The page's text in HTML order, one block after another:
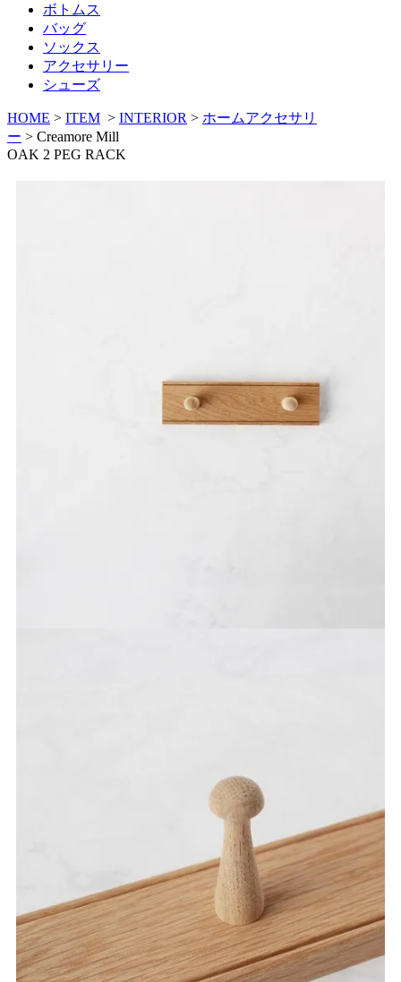
ボトムス
バッグ
ソックス
アクセサリー
シューズ
HOME > ITEM > INTERIOR > ホームアクセサリ
ー > Creamore Mill
OAK 2 PEG RACK